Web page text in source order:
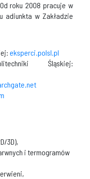
roku 2008 pracuje w
adiunkta w Zakładzie
eksperci.polsl.pl
Śląskiej:
3D),
i termogramów